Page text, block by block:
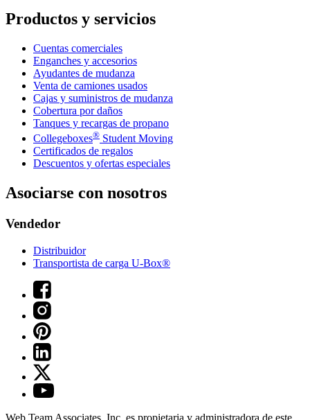
Productos y servicios
Cuentas comerciales
Enganches y accesorios
Ayudantes de mudanza
Venta de camiones usados
Cajas y suministros de mudanza
Cobertura por daños
Tanques y recargas de propano
Collegeboxes® Student Moving
Certificados de regalos
Descuentos y ofertas especiales
Asociarse con nosotros
Vendedor
Distribuidor
Transportista de carga U-Box®
Web Team Associates, Inc. es propietaria y administradora de este